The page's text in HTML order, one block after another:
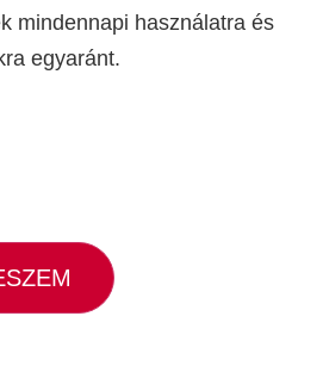
mindennapi használatra és
egyaránt.